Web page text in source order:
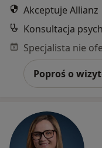
Akceptuje Allianz
Konsultacja
Poproś o